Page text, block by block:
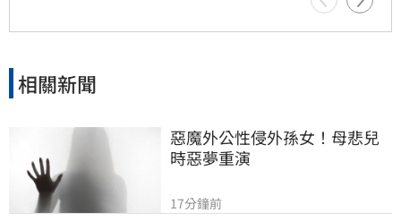
相關新聞
惡魔外公性侵外孫女！母悲兒
時惡夢重演
17分鐘前